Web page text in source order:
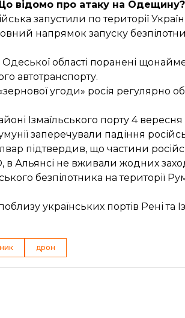
відомо про атаку на Одещину?
запустили по території
напрямок запуску
області поранені
автотранспорту.
угоди» росія регулярно
Ізмаїльського порту 4 вересня
заперечували падіння
підтвердив, що частини
Альянсі не вживали жодних
безпілотника на території
українських портів Рені та
дрон